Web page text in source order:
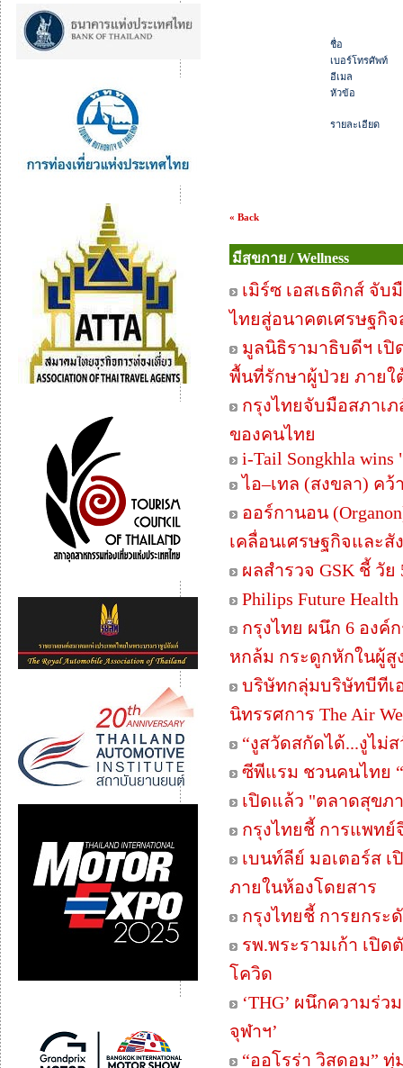
ชื่อ
เบอร์โทรศัพท์
อีเมล
หัวข้อ
รายละเอียด
« Back
มีสุขกาย / Wellness
เมิร์ซ เอสเธติกส์ จับ
ไทยสู่อนาคตเศรษฐกิ
มูลนิธิรามาธิบดีฯ เ
พื้นที่รักษาผู้ป่วย ภายใ
กรุงไทยจับมือสภาเ
ของคนไทย
i-Tail Songkhla wins
ไอ–เทล (สงขลา) ค
ออร์กานอน
เคลื่อนเศรษฐกิจและสั
ผลสำรวจ GSK ชี้ วั
Philips Future
กรุงไทย ผนึก 6 องค์
หกล้ม กระดูกหักในผู้สู
บริษัทกลุ่มบริษัทบีทีเ
นิทรรศการ The Air
“งูสวัดสกัดได้...งูไม่
ซีพีแรม ชวนคนไทย
เปิดแล้ว "ตลาดสุขภ
กรุงไทยชี้ การแพทย์
เบนท์ลีย์ มอเตอร์ส
ภายในห้องโดยสาร
กรุงไทยชี้ การยกระ
รพ.พระรามเก้า เปิ
โควิด
‘THG’ ผนึกความร่
จุฬาฯ’
“ออโรร่า วิสดอม”